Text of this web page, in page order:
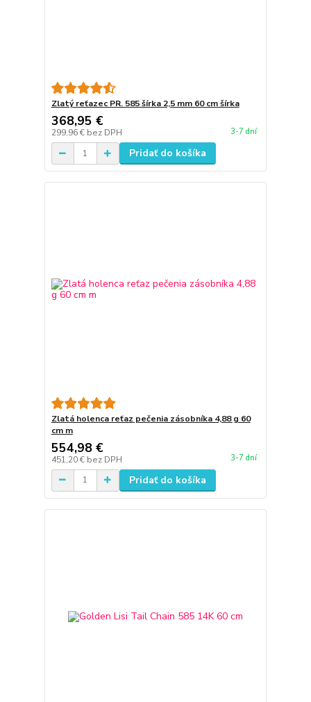
Zlatý reťazec PR. 585 šírka 2,5 mm 60 cm šírka
368,95 €
299,96 € bez DPH 3-7 dní
Pridať do košíka
Zlatá holenca reťaz pečenia zásobníka 4,88 g 60
cm m
554,98 €
451,20 € bez DPH 3-7 dní
Pridať do košíka